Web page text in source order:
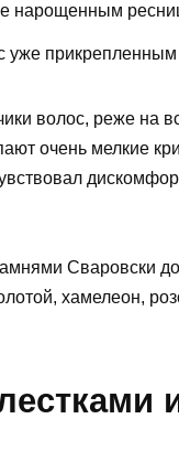
нарощенным
уже
волос, реже на
очень мелкие
Сваровски
хамелеон,